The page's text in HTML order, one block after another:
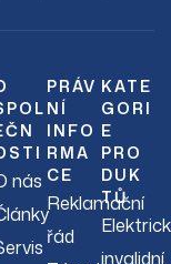
nás
PRÁV
NÍ
INFO
RMA
CE
Reklamační
řád
KATE
GORI
E
PRO
DUK
TŮ
invalidní